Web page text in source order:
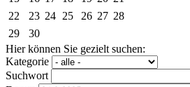
22
23 24 25 26 27 28
29
30
Hier können Sie gezielt suchen:
Kategorie
Suchwort